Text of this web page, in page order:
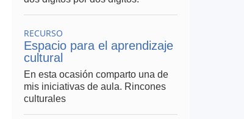
RECURSO
Espacio para el aprendizaje
cultural
En esta ocasión comparto una de
mis iniciativas de aula. Rincones
culturales